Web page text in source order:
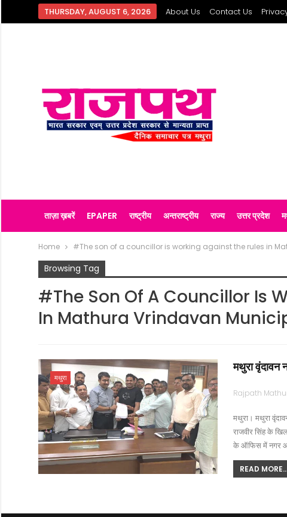
THURSDAY, AUGUST 6, 2026 About Us Contact Us
ताज़ा ख़बरें EPAPER राष्ट्रीय अन्तराष्ट्रीय राज्य उत्तर प्रदेश
Home #The son of a councillor is working against the rules in
Browsing Tag
#The Son Of A Councillor Is
In Mathura Vrindavan
मथुरा
मथुरा वृंदावन
मथुरा। मथुरा
राजवीर सिंह के
के ऑफिस में नगर
READ